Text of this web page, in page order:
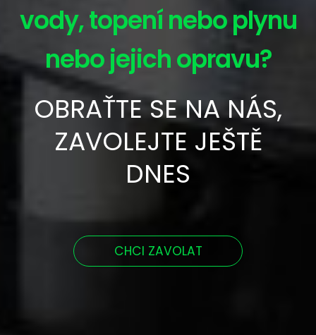
vody, topení nebo plynu
nebo jejich opravu?
OBRAŤTE SE NA NÁS,
ZAVOLEJTE JEŠTĚ
DNES
CHCI ZAVOLAT